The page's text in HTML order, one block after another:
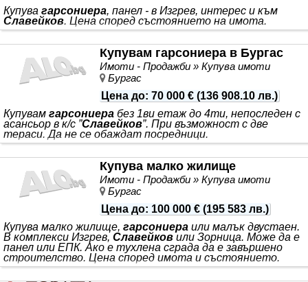
Купува гарсониера, панел - в Изгрев, интерес и към
Славейков. Цена според състоянието на имота.
Купувам гарсониера в Бургас
Имоти - Продажби » Купува имоти
Бургас
Цена до: 70 000 € (136 908.10 лв.)
Купувам гарсониера без 1ви етаж до 4ти, непоследен с
асансьор в к/с ”Славейков”. При възможност с две
тераси. Да не се обаждат посредници.
Купува малко жилище
Имоти - Продажби » Купува имоти
Бургас
Цена до: 100 000 € (195 583 лв.)
Купува малко жилище, гарсониера или малък двустаен.
В комплекси Изгрев, Славейков или Зорница. Може да е
панел или ЕПК. Ако е тухлена сграда да е завършено
строителство. Цена според имота и състоянието.